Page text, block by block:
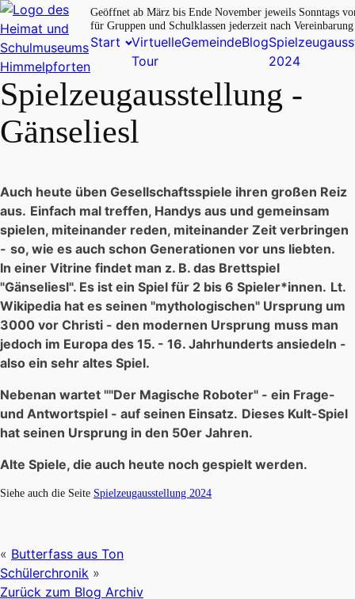
Geöffnet ab März bis Ende November jeweils Sonntags
für Gruppen und Schulklassen jederzeit nach
Start
Virtuelle
Tour
GemeindeBlog
2024
Spielzeugausstellung -
Gänseliesl
Auch heute üben Gesellschaftsspiele ihren großen Reiz
aus. Einfach mal treffen, Handys aus und gemeinsam
spielen, miteinander reden, miteinander Zeit verbringen
- so, wie es auch schon Generationen vor uns liebten.
In einer Vitrine findet man z. B. das Brettspiel
"Gänseliesl". Es ist ein Spiel für 2 bis 6 Spieler*innen. Lt.
Wikipedia hat es seinen "mythologischen" Ursprung um
3000 vor Christi - den modernen Ursprung muss man
jedoch im Europa des 15. - 16. Jahrhunderts ansiedeln -
also ein sehr altes Spiel.
Nebenan wartet ""Der Magische Roboter" - ein Frage-
und Antwortspiel - auf seinen Einsatz. Dieses Kult-Spiel
hat seinen Ursprung in den 50er Jahren.
Alte Spiele, die auch heute noch gespielt werden.
Siehe auch die Seite Spielzeugausstellung 2024
« Butterfass aus Ton
Schülerchronik »
Zurück zum Blog Archiv